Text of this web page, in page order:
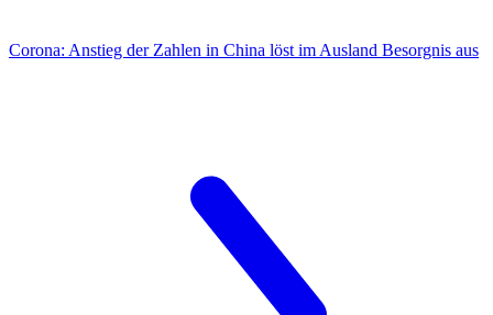
Corona: Anstieg der Zahlen in China löst im Ausland Besorgnis aus